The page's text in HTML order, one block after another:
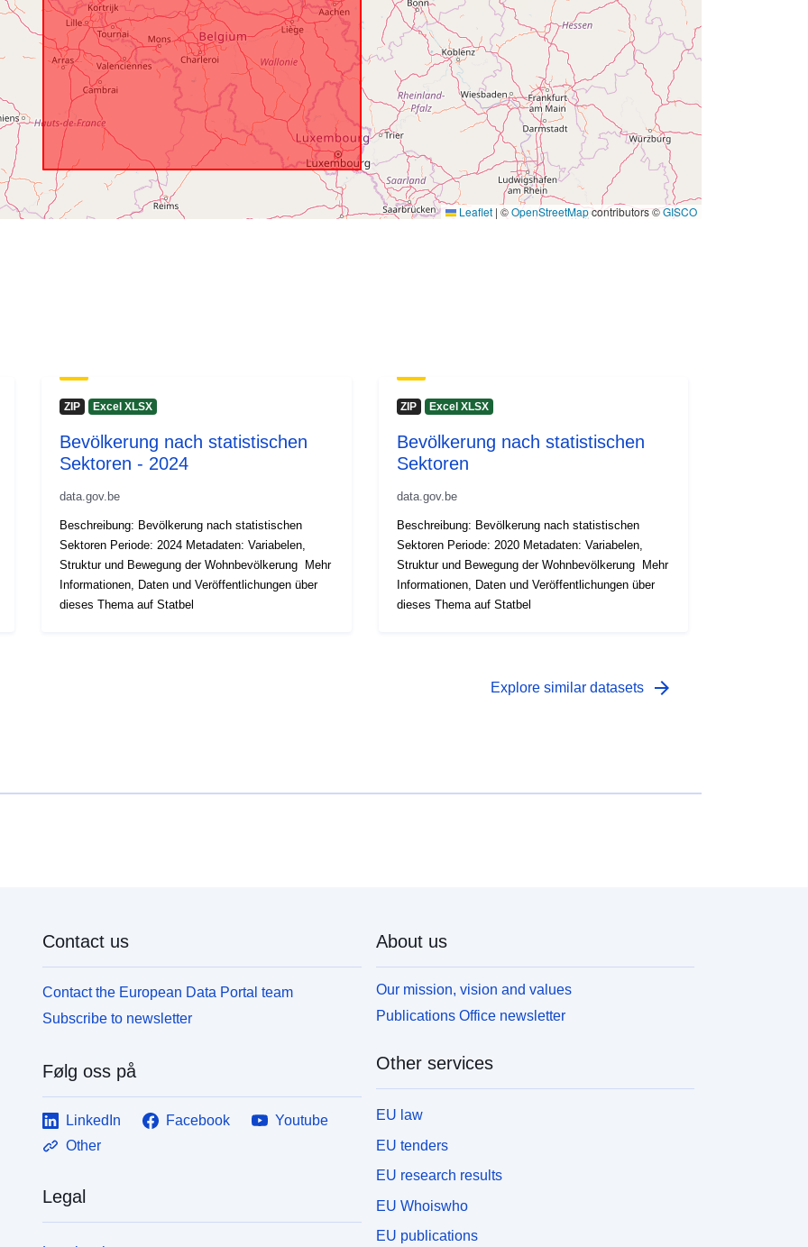
Leaflet | ©OpenStreetMapcontributors ©GISCO
ZIP Excel XLSX
Bevölkerung nach statistischen
Sektoren - 2024
data.gov.be
Beschreibung: Bevölkerung nach statistischen
Sektoren Periode: 2024 Metadaten: Variabelen,
Struktur und Bewegung der Wohnbevölkerung Mehr
Informationen, Daten und Veröffentlichungen über
dieses Thema auf Statbel
ZIP Excel XLSX
Bevölkerung nach statistischen
Sektoren
data.gov.be
Beschreibung: Bevölkerung nach statistischen
Sektoren Periode: 2020 Metadaten: Variabelen,
Struktur und Bewegung der Wohnbevölkerung Mehr
Informationen, Daten und Veröffentlichungen über
dieses Thema auf Statbel
Explore similar datasets arrow_forward
Contact us
Contact the European Data Portal team
Subscribe to newsletter
Følg oss på
LinkedIn Facebook
Youtube
Other
Legal
About us
Our mission, vision and values
Publications Office newsletter
Other services
EU law
EU tenders
EU research results
EU Whoiswho
EU publications